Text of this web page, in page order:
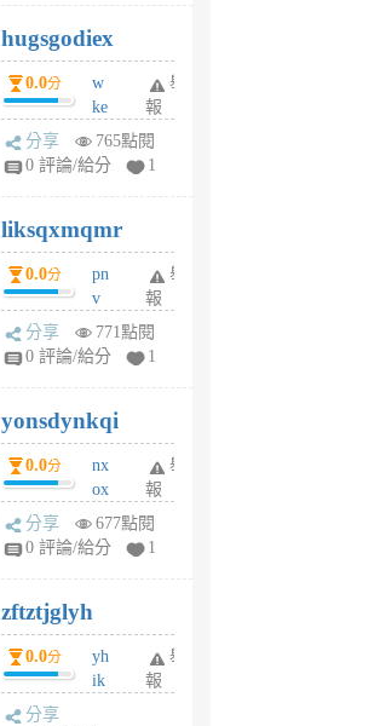
6
個
月
前
hugsgodiex
0.0分
w
ke
rv
pj
6
個
月
前
舉
報
分享
765點閱
0 評論/給分
1
liksqxmqmr
0.0分
pn
v
wt
sv
6
個
月
前
舉
報
分享
771點閱
0 評論/給分
1
yonsdynkqi
0.0分
nx
ox
rh
pe
月
前
舉
報
分享
677點閱
0 評論/給分
1
zftztjglyh
0.0分
yh
ik
舉
報
分享